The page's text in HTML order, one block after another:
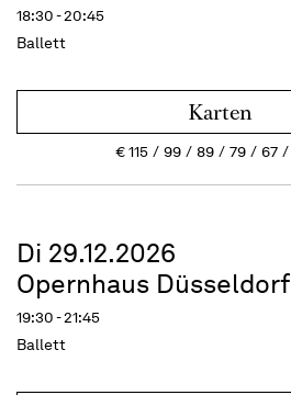
18:30 - 20:45
Ballett
Karten
€115 99 89 79 67
Di 29.12.2026
Opernhaus Düsseldorf
19:30 - 21:45
Ballett